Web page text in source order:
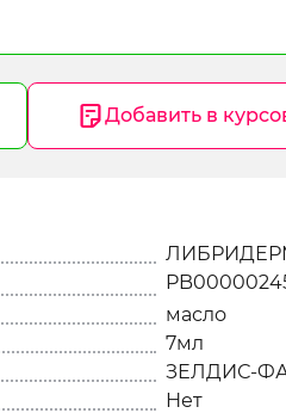
Добавить в
масло
7мл
ЗЕЛДИС-
Нет